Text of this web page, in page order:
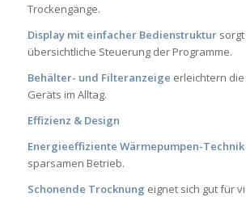
Trockengänge.
Display mit einfacher Bedienstruktursorgt
übersichtliche Steuerung der Programme.
Behälter- und Filteranzeige erleichtern
Geräts im Alltag.
Effizienz & Design
Energieeffiziente Wärmepumpen-Technik
sparsamen Betrieb.
Schonende Trocknung eignet sich gut für